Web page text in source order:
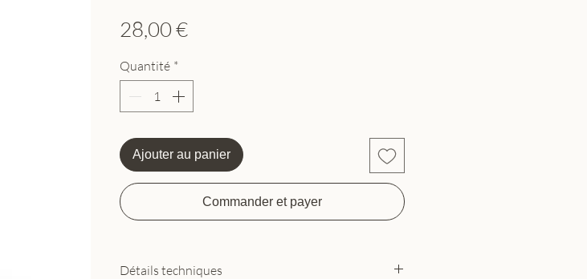
28,00 €Prix
Quantité *
Ajouter au panier
Commander et payer
Détails techniques